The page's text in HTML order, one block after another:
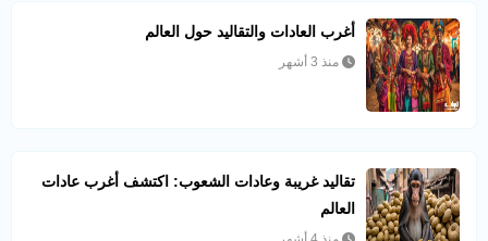
أغرب العادات والتقاليد حول العالم
منذ 3 أشهر
تقاليد غريبة وعادات الشعوب: اكتشف أغرب عادات
العالم